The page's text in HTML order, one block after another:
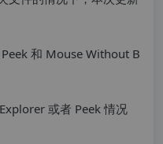
和 Mouse Without B
或者 Peek 情况